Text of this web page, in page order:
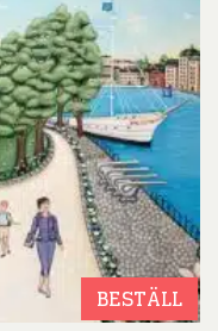
BESTÄLL